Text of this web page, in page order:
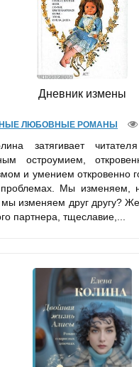
Дневник измены
ЛЮБОВНЫЕ РОМАНЫ
затягивает
остроумием,
и умением откровенно
Мы изменяем,
изменяем друг другу?
партнера, тщеславие,...